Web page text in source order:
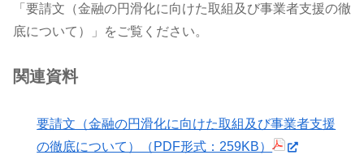
「要請文（金融の円滑化に向けた取組及び事業者支援の徹
底について）」をご覧ください。
関連資料
要請文（金融の円滑化に向けた取組及び事業者支援
の徹底について）（PDF形式：259KB）